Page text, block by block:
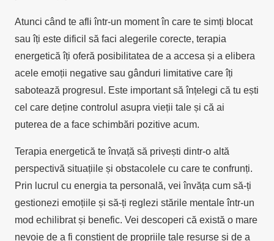
Atunci când te afli într-un moment în care te simți blocat
sau îți este dificil să faci alegerile corecte, terapia
energetică îți oferă posibilitatea de a accesa și a elibera
acele emoții negative sau gânduri limitative care îți
sabotează progresul. Este important să înțelegi că tu ești
cel care deține controlul asupra vieții tale și că ai
puterea de a face schimbări pozitive acum.
Terapia energetică te învață să privești dintr-o altă
perspectivă situațiile și obstacolele cu care te confrunți.
Prin lucrul cu energia ta personală, vei învăța cum să-ți
gestionezi emoțiile și să-ți reglezi stările mentale într-un
mod echilibrat și benefic. Vei descoperi că există o mare
nevoie de a fi conștient de propriile tale resurse și de a